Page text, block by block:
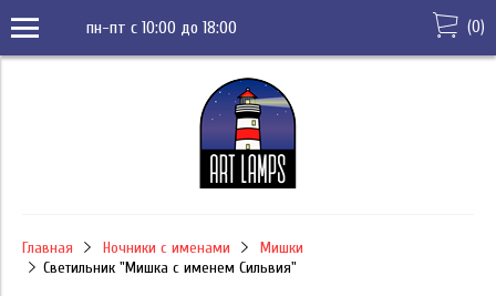
пн-пт с 10:00 до 18:00 (0)
Главная Ночники с именами
Мишки
Светильник "Мишка с именем Сильвия"